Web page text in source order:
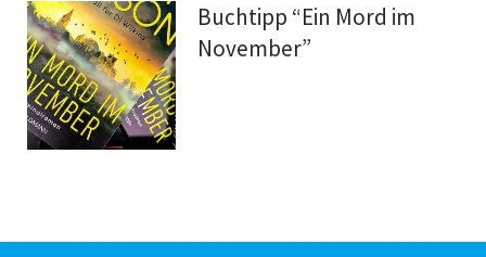
Buchtipp “Ein Mord im
November”